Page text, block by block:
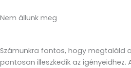
Nem állunk meg
Számunkra fontos, hogy megtaláld
pontosan illeszkedik az igényeidhez.